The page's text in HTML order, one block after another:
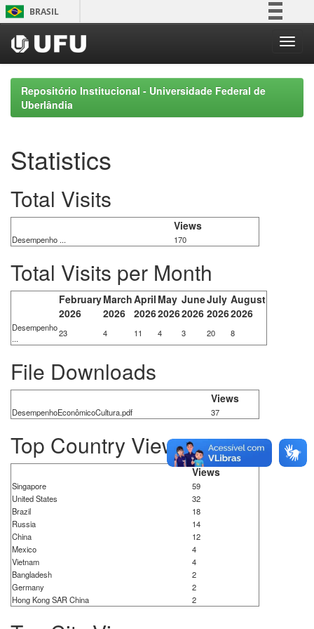
Skip
navigation
BRASIL
Participe
Acesso à informação
Legislação
Repositório Institucional - Universidade Federal de
Uberlândia
Statistics
Total Visits
Views
Desempenho ... 170
Total Visits per Month
February
2026
March
2026
April
2026
May
2026
June
2026
July
2026
August
2026
Desempenho
...
23 4 11 4 3 20 8
File Downloads
Views
DesempenhoEconômicoCultura.pdf 37
Top Country Views
Views
Singapore
59
United States
32
Brazil
18
Russia
14
China
12
Mexico
4
Vietnam
4
Bangladesh
2
Germany
2
Hong Kong SAR China
2